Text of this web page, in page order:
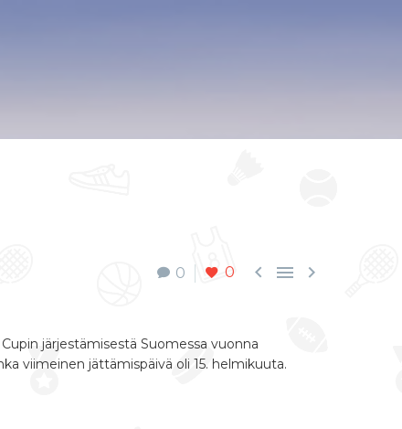
0 0   
järjestämisestä Suomessa vuonna
viimeinen jättämispäivä oli 15. helmikuuta.